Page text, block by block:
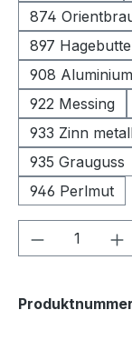
874
897 Hagebutte
908 Aluminium
922 Messing
933 Zinn
935 Grauguss
946 Perlmut
Produkt